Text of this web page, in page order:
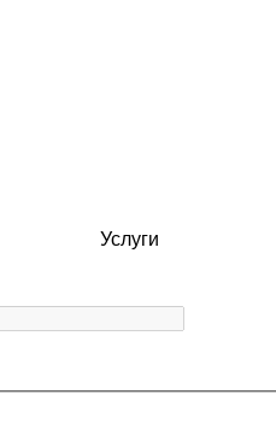
Услуги